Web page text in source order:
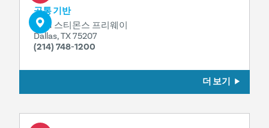
공통 기반
2201 스티몬스 프리웨이
Dallas, TX 75207
(214) 748-1200
더 보기